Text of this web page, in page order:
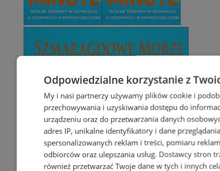
Odpowiedzialne korzystanie z
My i nasi partnerzy używamy plików cookie i
przechowywania i uzyskiwania dostępu do
urządzeniu oraz do przetwarzania danych
adres IP, unikalne identyfikatory i dane
spersonalizowanych reklam i treści, pomiaru
odbiorców oraz ulepszania usług. Dostawcy stron
również przetwarzać Twoje dane w tych i innych